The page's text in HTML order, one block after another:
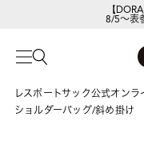
【
8/5～表
レスポートサック公式オンラ
ショルダーバッグ/斜め掛け